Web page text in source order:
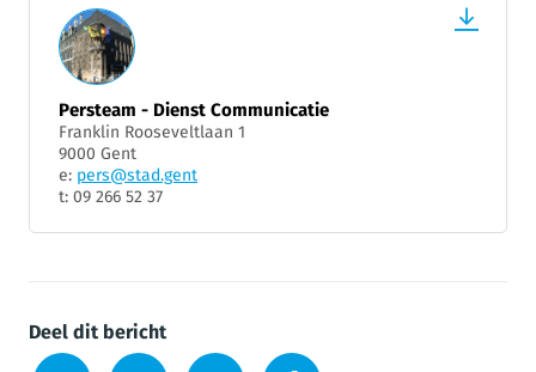
Persteam - Dienst Communicatie
Franklin Rooseveltlaan 1
9000 Gent
e: pers@stad.gent
t: 09 266 52 37
Deel dit bericht